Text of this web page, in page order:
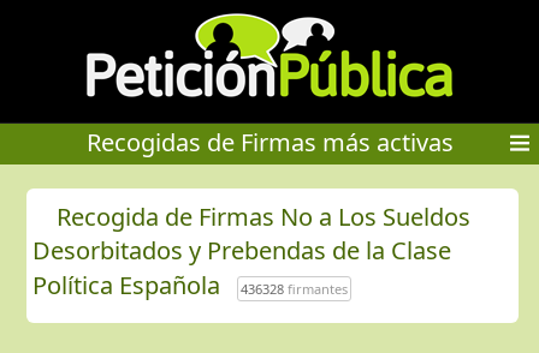
Recogidas de Firmas más activas
Recogida de Firmas No a Los Sueldos
Desorbitados y Prebendas de la Clase
Política Española
436328firmantes